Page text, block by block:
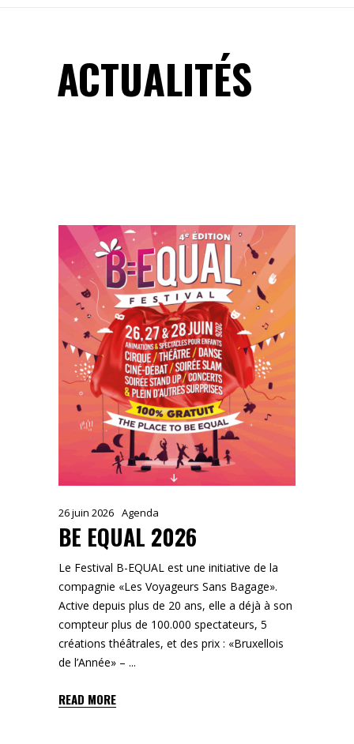
ACTUALITÉS
26 juin 2026 Agenda
BE EQUAL 2026
Le Festival B-EQUAL est une initiative de la
compagnie «Les Voyageurs Sans Bagage».
Active depuis plus de 20 ans, elle a déjà à son
compteur plus de 100.000 spectateurs, 5
créations théâtrales, et des prix : «Bruxellois
de l’Année» –
READ MORE